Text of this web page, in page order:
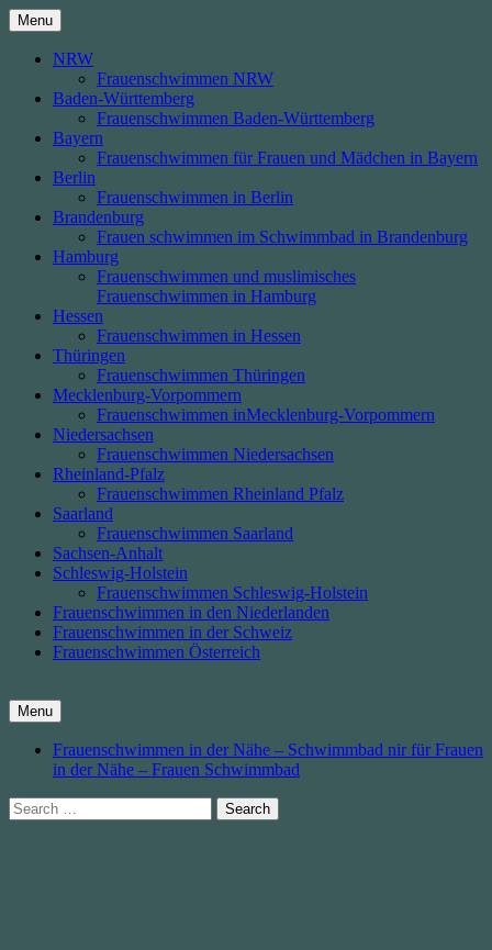
Skip
to
content
Menu
NRW
Frauenschwimmen NRW
Baden-Württemberg
Frauenschwimmen Baden-Württemberg
Bayern
Frauenschwimmen für Frauen und Mädchen in Bayern
Berlin
Frauenschwimmen in Berlin
Brandenburg
Frauen schwimmen im Schwimmbad in Brandenburg
Hamburg
Frauenschwimmen und muslimisches
Frauenschwimmen in Hamburg
Hessen
Frauenschwimmen in Hessen
Thüringen
Frauenschwimmen Thüringen
Mecklenburg-Vorpommern
Frauenschwimmen inMecklenburg-Vorpommern
Niedersachsen
Frauenschwimmen Niedersachsen
Rheinland-Pfalz
Frauenschwimmen Rheinland Pfalz
Saarland
Frauenschwimmen Saarland
Sachsen-Anhalt
Schleswig-Holstein
Frauenschwimmen Schleswig-Holstein
Frauenschwimmen in den Niederlanden
Frauenschwimmen in der Schweiz
Frauenschwimmen Österreich
Menu
Frauenschwimmen in der Nähe – Schwimmbad nir für Frauen
in der Nähe – Frauen Schwimmbad
Search
for: